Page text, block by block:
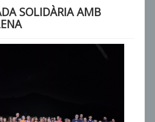
SOLIDÀRIA AMB